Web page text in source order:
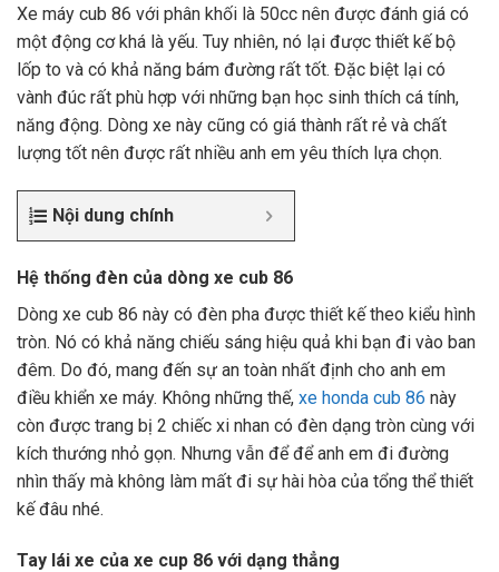
Xe máy cub 86 với phân khối là 50cc nên được đánh giá có
một động cơ khá là yếu. Tuy nhiên, nó lại được thiết kế bộ
lốp to và có khả năng bám đường rất tốt. Đặc biệt lại có
vành đúc rất phù hợp với những bạn học sinh thích cá tính,
năng động. Dòng xe này cũng có giá thành rất rẻ và chất
lượng tốt nên được rất nhiều anh em yêu thích lựa chọn.
Nội dung chính
Hệ thống đèn của dòng xe cub 86
Dòng xe cub 86 này có đèn pha được thiết kế theo kiểu hình
tròn. Nó có khả năng chiếu sáng hiệu quả khi bạn đi vào ban
đêm. Do đó, mang đến sự an toàn nhất định cho anh em
điều khiển xe máy. Không những thế, xe honda cub 86 này
còn được trang bị 2 chiếc xi nhan có đèn dạng tròn cùng với
kích thướng nhỏ gọn. Nhưng vẫn để để anh em đi đường
nhìn thấy mà không làm mất đi sự hài hòa của tổng thể thiết
kế đâu nhé.
Tay lái xe của xe cup 86 với dạng thẳng